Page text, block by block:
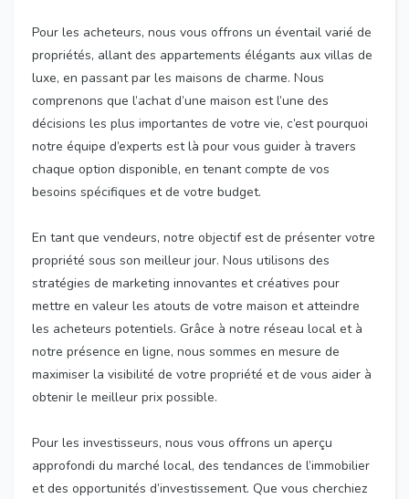
Pour les acheteurs, nous vous offrons un éventail varié de
propriétés, allant des appartements élégants aux villas de
luxe, en passant par les maisons de charme. Nous
comprenons que l’achat d’une maison est l’une des
décisions les plus importantes de votre vie, c’est pourquoi
notre équipe d’experts est là pour vous guider à travers
chaque option disponible, en tenant compte de vos
besoins spécifiques et de votre budget.
En tant que vendeurs, notre objectif est de présenter votre
propriété sous son meilleur jour. Nous utilisons des
stratégies de marketing innovantes et créatives pour
mettre en valeur les atouts de votre maison et atteindre
les acheteurs potentiels. Grâce à notre réseau local et à
notre présence en ligne, nous sommes en mesure de
maximiser la visibilité de votre propriété et de vous aider à
obtenir le meilleur prix possible.
Pour les investisseurs, nous vous offrons un aperçu
approfondi du marché local, des tendances de l’immobilier
et des opportunités d’investissement. Que vous cherchiez